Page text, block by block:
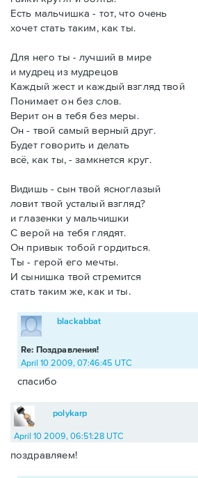
Есть мальчишка - тот, что очень
хочет стать таким, как ты.
Для него ты - лучший в мире
и мудрец из мудрецов
Каждый жест и каждый взгляд твой
Понимает он без слов.
Верит он в тебя без меры.
Он - твой самый верный друг.
Будет говорить и делать
всё, как ты, - замкнется круг.
Видишь - сын твой ясноглазый
ловит твой усталый взгляд?
и глазенки у мальчишки
С верой на тебя глядят.
Он привык тобой гордиться.
Ты - герой его мечты.
И сынишка твой стремится
стать таким же, как и ты.
Re: Поздравления!
blackabbat
April 10 2009, 07:46:45 UTC
спасибо
polykarp
April 10 2009, 06:51:28 UTC
поздравляем!